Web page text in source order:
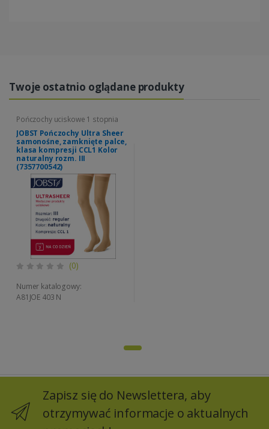
Twoje ostatnio oglądane produkty
Pończochy uciskowe 1 stopnia
JOBST Pończochy Ultra Sheer
samonośne, zamknięte palce,
klasa kompresji CCL1 Kolor
naturalny rozm. III
(7357700542)
(0)
Numer katalogowy:
A81JOE 403 N
Zapisz się do Newslettera, aby
otrzymywać informacje o aktualnych